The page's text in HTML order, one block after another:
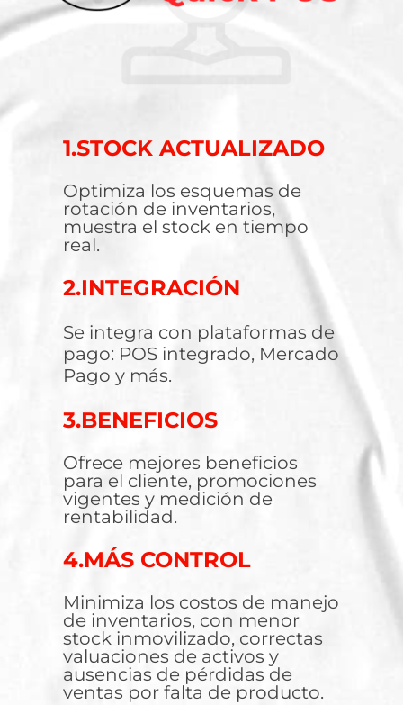
1.STOCK ACTUALIZADO
Optimiza los esquemas de
rotación de inventarios,
muestra el stock en tiempo
real.
2.INTEGRACIÓN
Se integra con plataformas de
pago: POS integrado, Mercado
Pago y más.
3.BENEFICIOS
Ofrece mejores beneficios
para el cliente, promociones
vigentes y medición de
rentabilidad.
4.MÁS CONTROL
Minimiza los costos de manejo
de inventarios, con menor
stock inmovilizado, correctas
valuaciones de activos y
ausencias de pérdidas de
ventas por falta de producto.